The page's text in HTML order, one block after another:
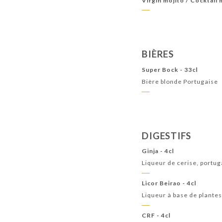
BIÈRES
Super Bock - 33cl
Bière blonde Portugaise
DIGESTIFS
Ginja - 4cl
Liqueur de cerise,
Licor Beirao - 4cl
Liqueur à base de
CRF - 4cl